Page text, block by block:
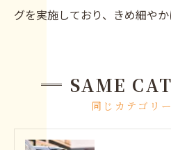
グを実施しており、きめ細やか
同じカテゴリ
SAME